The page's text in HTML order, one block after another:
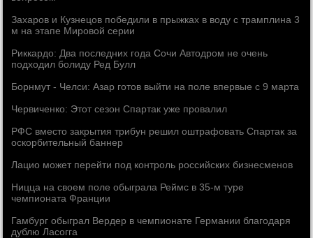
Захаров и Кузнецов победили в прыжках в воду с трамплина 3
м на этапе Мировой серии
Риккардо: Два последних года Сочи Автодром не очень
подходил болиду Ред Булл
Борнмут - Челси: Азар готов выйти на поле впервые с 9 марта
Червиченко: Этот сезон Спартак уже провалил
РФС вместо закрытия трибун решил оштрафовать Спартак за
оскорбительный баннер
Лацио может перейти под контроль российских бизнесменов
Ницца на своем поле обыграла Реймс в 35-м туре
чемпионата Франции
Гамбург обыграл Вердер в чемпионате Германии благодаря
дублю Ласогга